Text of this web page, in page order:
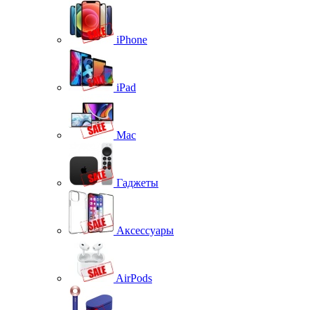
iPhone
iPad
Mac
Гаджеты
Аксессуары
AirPods